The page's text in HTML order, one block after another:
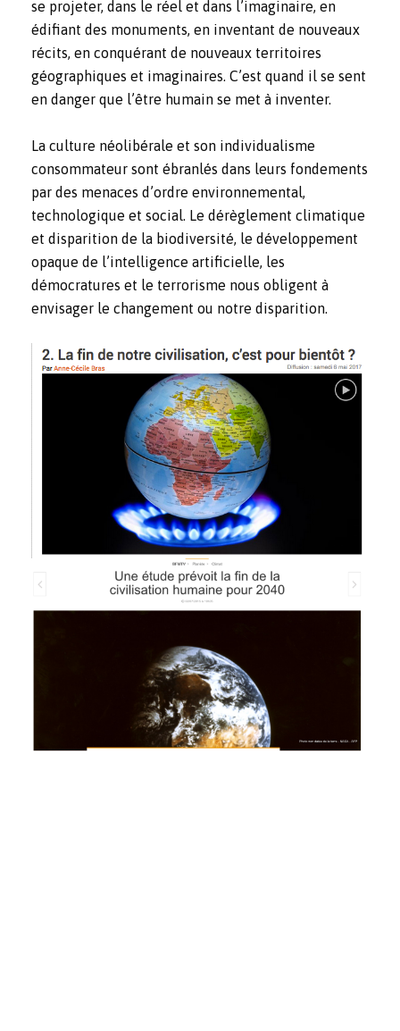
se projeter, dans le réel et dans l’imaginaire, en
édifiant des monuments, en inventant de nouveaux
récits, en conquérant de nouveaux territoires
géographiques et imaginaires. C’est quand il se sent
en danger que l’être humain se met à inventer.
La culture néolibérale et son individualisme
consommateur sont ébranlés dans leurs fondements
par des menaces d’ordre environnemental,
technologique et social. Le dérèglement climatique
et disparition de la biodiversité, le développement
opaque de l’intelligence artificielle, les
démocratures et le terrorisme nous obligent à
envisager le changement ou notre disparition.